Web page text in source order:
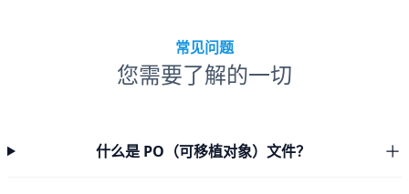
常见问题
您需要了解的一切
什么是 PO（可移植对象）文件？